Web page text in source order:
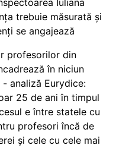
trebuie măsurată și
se angajează
profesorilor din
în niciun
analiză Eurydice:
25 de ani în timpul
e între statele cu
profesori încă de
și cele cu cele mai